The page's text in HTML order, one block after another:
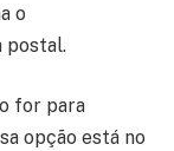
o
postal.
for para
opção está no